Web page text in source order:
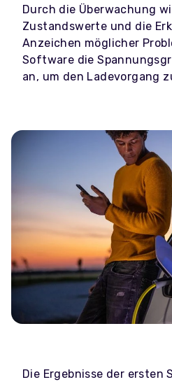
Durch die Überwachung
Zustandswerte und die
Anzeichen möglicher
Software die
an, um den Ladevorgang
Die Ergebnisse der ersten